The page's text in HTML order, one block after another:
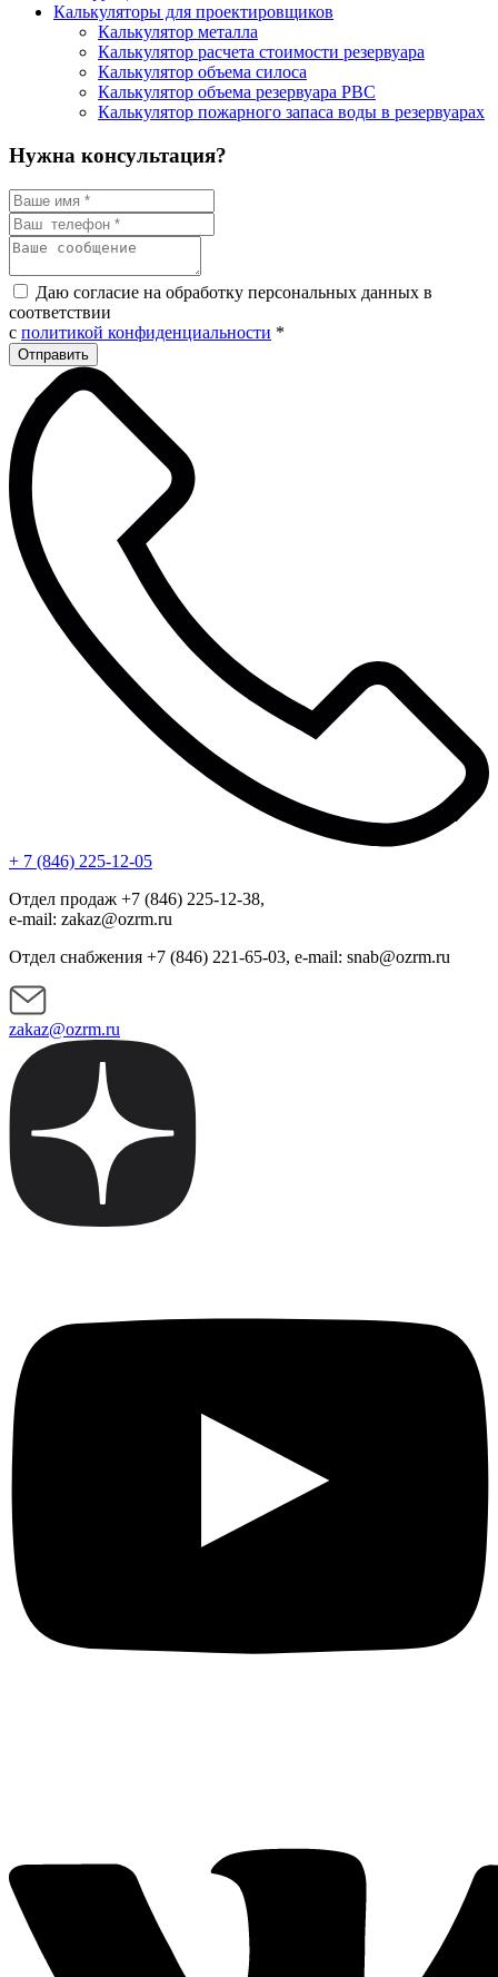
Калькуляторы для проектировщиков
Калькулятор металла
Калькулятор расчета стоимости резервуара
Калькулятор объема силоса
Калькулятор объема резервуара РВС
Калькулятор пожарного запаса воды в резервуарах
Нужна консультация?
Даю согласие на обработку персональных данных в
соответствии
с политикой конфиденциальности *
+ 7 (846) 225-12-05
Отдел продаж +7 (846) 225-12-38,
e-mail: zakaz@ozrm.ru
Отдел снабжения +7 (846) 221-65-03, e-mail: snab@ozrm.ru
zakaz@ozrm.ru